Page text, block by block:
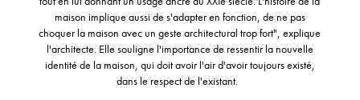
maison implique aussi de s'adapter en fonction, de ne pas
choquer la maison avec un geste architectural trop fort", explique
l'architecte. Elle souligne l'importance de ressentir la nouvelle
identité de la maison, qui doit avoir l'air d'avoir toujours existé,
dans le respect de l'existant.